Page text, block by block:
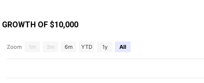
GROWTH OF $10,000
Chart
View as data table, Chart
Zoom 1m 3m 6m YTD 1y All